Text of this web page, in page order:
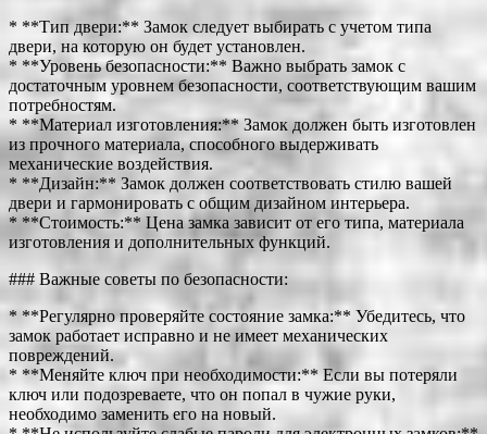
* **Тип двери:** Замок следует выбирать с учетом типа
двери, на которую он будет установлен.
* **Уровень безопасности:** Важно выбрать замок с
достаточным уровнем безопасности, соответствующим вашим
потребностям.
* **Материал изготовления:** Замок должен быть изготовлен
из прочного материала, способного выдерживать
механические воздействия.
* **Дизайн:** Замок должен соответствовать стилю вашей
двери и гармонировать с общим дизайном интерьера.
* **Стоимость:** Цена замка зависит от его типа, материала
изготовления и дополнительных функций.
### Важные советы по безопасности:
* **Регулярно проверяйте состояние замка:** Убедитесь, что
замок работает исправно и не имеет механических
повреждений.
* **Меняйте ключ при необходимости:** Если вы потеряли
ключ или подозреваете, что он попал в чужие руки,
необходимо заменить его на новый.